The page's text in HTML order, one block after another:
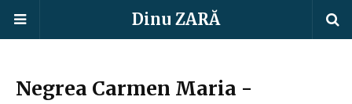
Dinu ZARĂ
Negrea Carmen Maria -